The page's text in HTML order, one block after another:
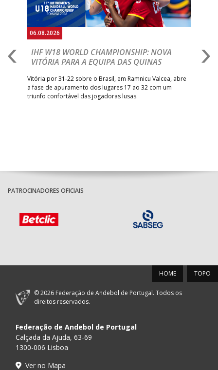
06.08.2026
IHF W18 WORLD CHAMPIONSHIP: NOVA
VITÓRIA PARA A EQUIPA DAS QUINAS
Vitória por 31-22 sobre o Brasil, em Ramnicu Valcea, abre
a fase de apuramento dos lugares 17 ao 32 com um
triunfo confortável das jogadoras lusas.
PATROCINADORES OFICIAIS
TOPO
HOME
© 2026 Federação de Andebol de Portugal. Todos os
direitos reservados.
Federação de Andebol de Portugal
Calçada da Ajuda, 63-69
1300-006 Lisboa
Ver no Mapa